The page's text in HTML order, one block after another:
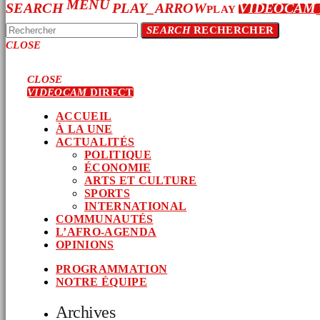
SEARCHMENUPLAY_ARROWPLAY VIDEOCAM
SEARCHRECHERCHER
CLOSE
CLOSE
VIDEOCAMDIRECT
ACCUEIL
À LA UNE
ACTUALITÉS
POLITIQUE
ÉCONOMIE
ARTS ET CULTURE
SPORTS
INTERNATIONAL
COMMUNAUTÉS
L’AFRO-AGENDA
OPINIONS
PROGRAMMATION
NOTRE ÉQUIPE
Archives